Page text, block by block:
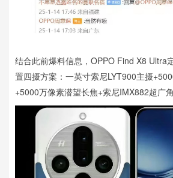
结合此前爆料信息，OPPO Find X8 Ultra
置四摄方案：一英寸索尼LYT900主摄
+5000万像素潜望长焦+索尼IMX882超广角